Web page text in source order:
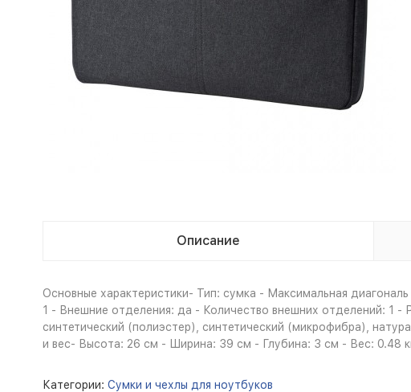
Описание
Основные характеристики- Тип: сумка - Максимальная
1 - Внешние отделения: да - Количество внешних отделений: 1
синтетический (полиэстер), синтетический (микрофибра),
и вес- Высота: 26 см - Ширина: 39 см - Глубина: 3 см - Вес: 0.48
Категории: Сумки и чехлы для ноутбуков